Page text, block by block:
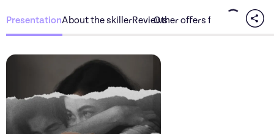
PresentationAbout the skillerReviewsOther offers from the skiller